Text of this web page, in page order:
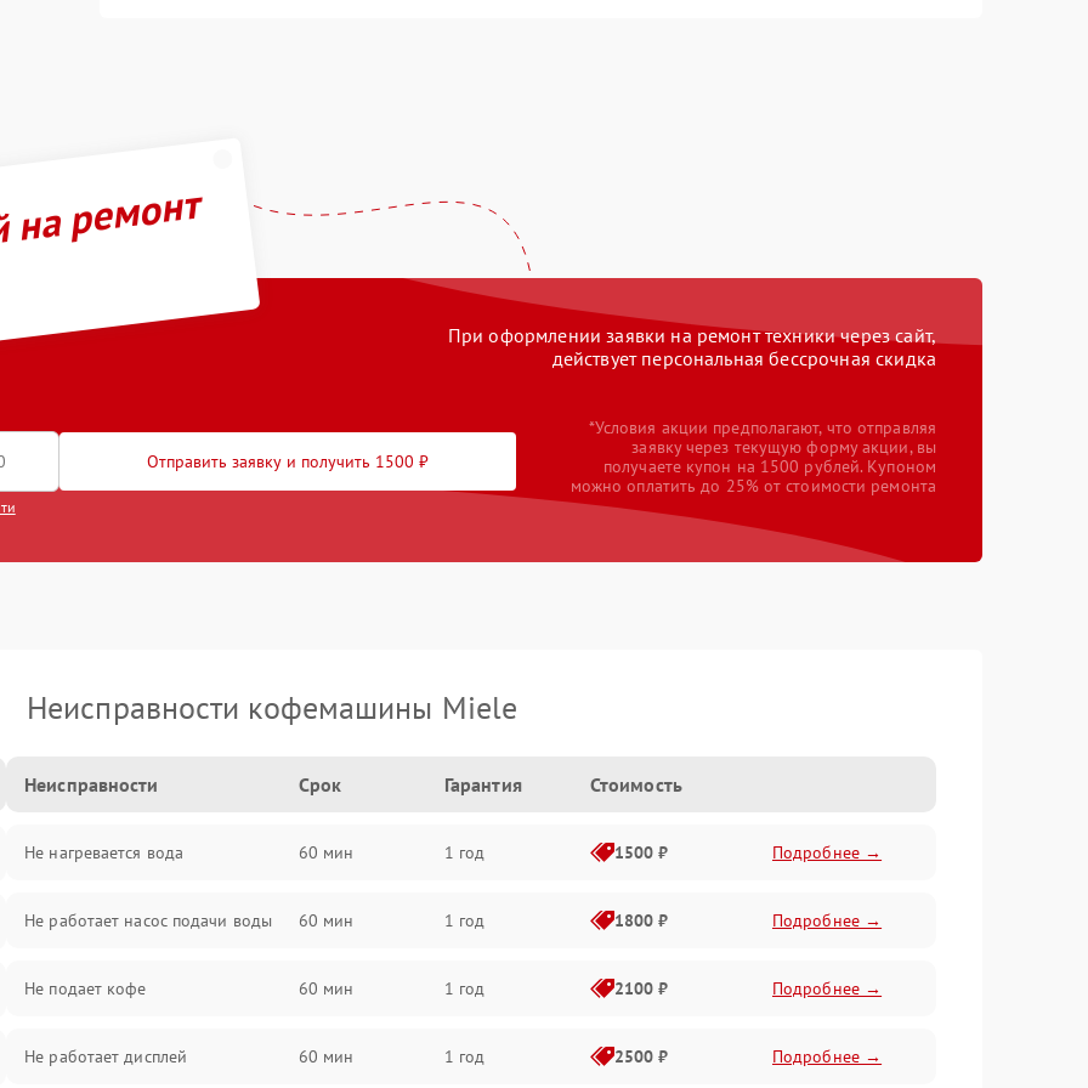
ремонт
При оформлении заявки на ремонт техники через сайт,
действует персональная бессрочная скидка
Отправить заявку и получить 1500 ₽
*Условия акции предполагают, что отправляя
заявку через текущую форму акции, вы
получаете купон на 1500 рублей. Купоном
можно оплатить до 25% от стоимости ремонта
Неисправности кофемашины Miele
Неисправности Срок Гарантия Стоимость
Не нагревается вода 60 мин 1 год 1500 ₽ Подробнее →
Не работает насос подачи воды 60 мин 1 год 1800 ₽ Подробнее →
Не подает кофе 60 мин 1 год 2100 ₽ Подробнее →
Не работает дисплей 60 мин 1 год 2500 ₽ Подробнее →